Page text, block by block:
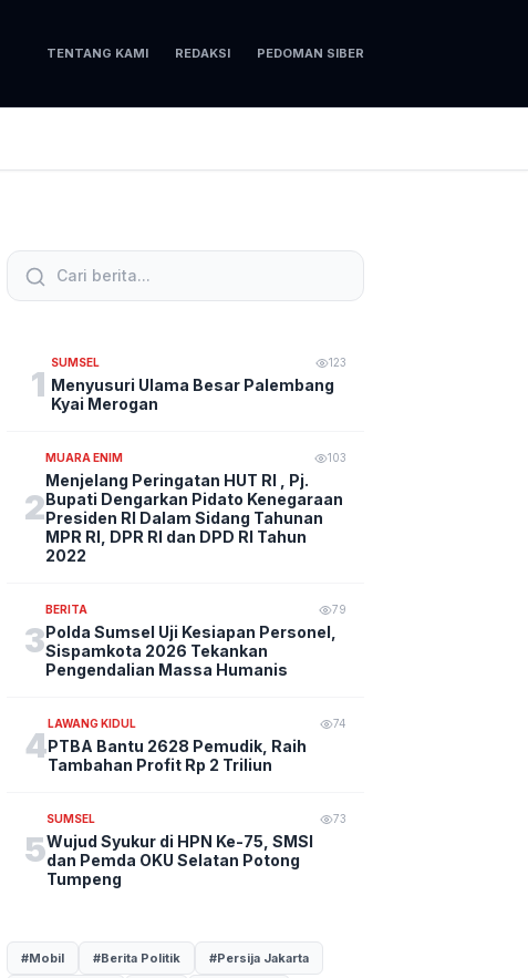
TENTANG KAMI REDAKSI PEDOMAN SIBER
1
SUMSEL 123
Menyusuri Ulama Besar Palembang
Kyai Merogan
2
MUARA ENIM 103
Menjelang Peringatan HUT RI , Pj.
Bupati Dengarkan Pidato Kenegaraan
Presiden RI Dalam Sidang Tahunan
MPR RI, DPR RI dan DPD RI Tahun
2022
3
BERITA 79
Polda Sumsel Uji Kesiapan Personel,
Sispamkota 2026 Tekankan
Pengendalian Massa Humanis
4
LAWANG KIDUL 74
PTBA Bantu 2628 Pemudik, Raih
Tambahan Profit Rp 2 Triliun
5
SUMSEL 73
Wujud Syukur di HPN Ke-75, SMSI
dan Pemda OKU Selatan Potong
Tumpeng
#Mobil #Berita Politik #Persija Jakarta